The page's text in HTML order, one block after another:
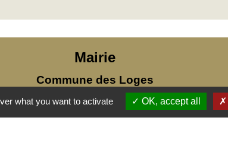
Mairie
Commune des Loges
31, place Léonide Lecompte
76790 Les Loges - FRANCE
what you want to activate OK, accept all